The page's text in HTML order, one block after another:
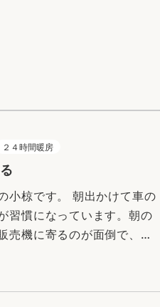
２４時間暖房
椋です。 朝出かけて車の
習慣になっています。朝の
売機に寄るのが面倒で、缶